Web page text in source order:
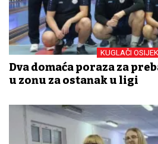
KUGLAČI
Dva domaća poraza za
u zonu za ostanak u ligi